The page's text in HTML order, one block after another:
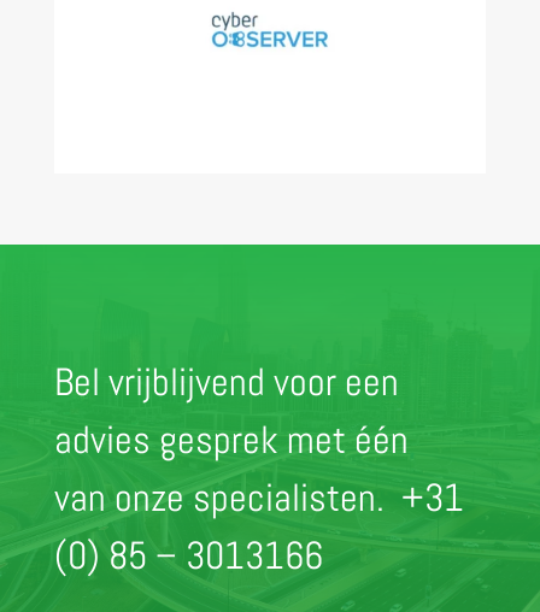
Bel vrijblijvend voor een
advies gesprek met één
van onze specialisten. +31
(0) 85 – 3013166